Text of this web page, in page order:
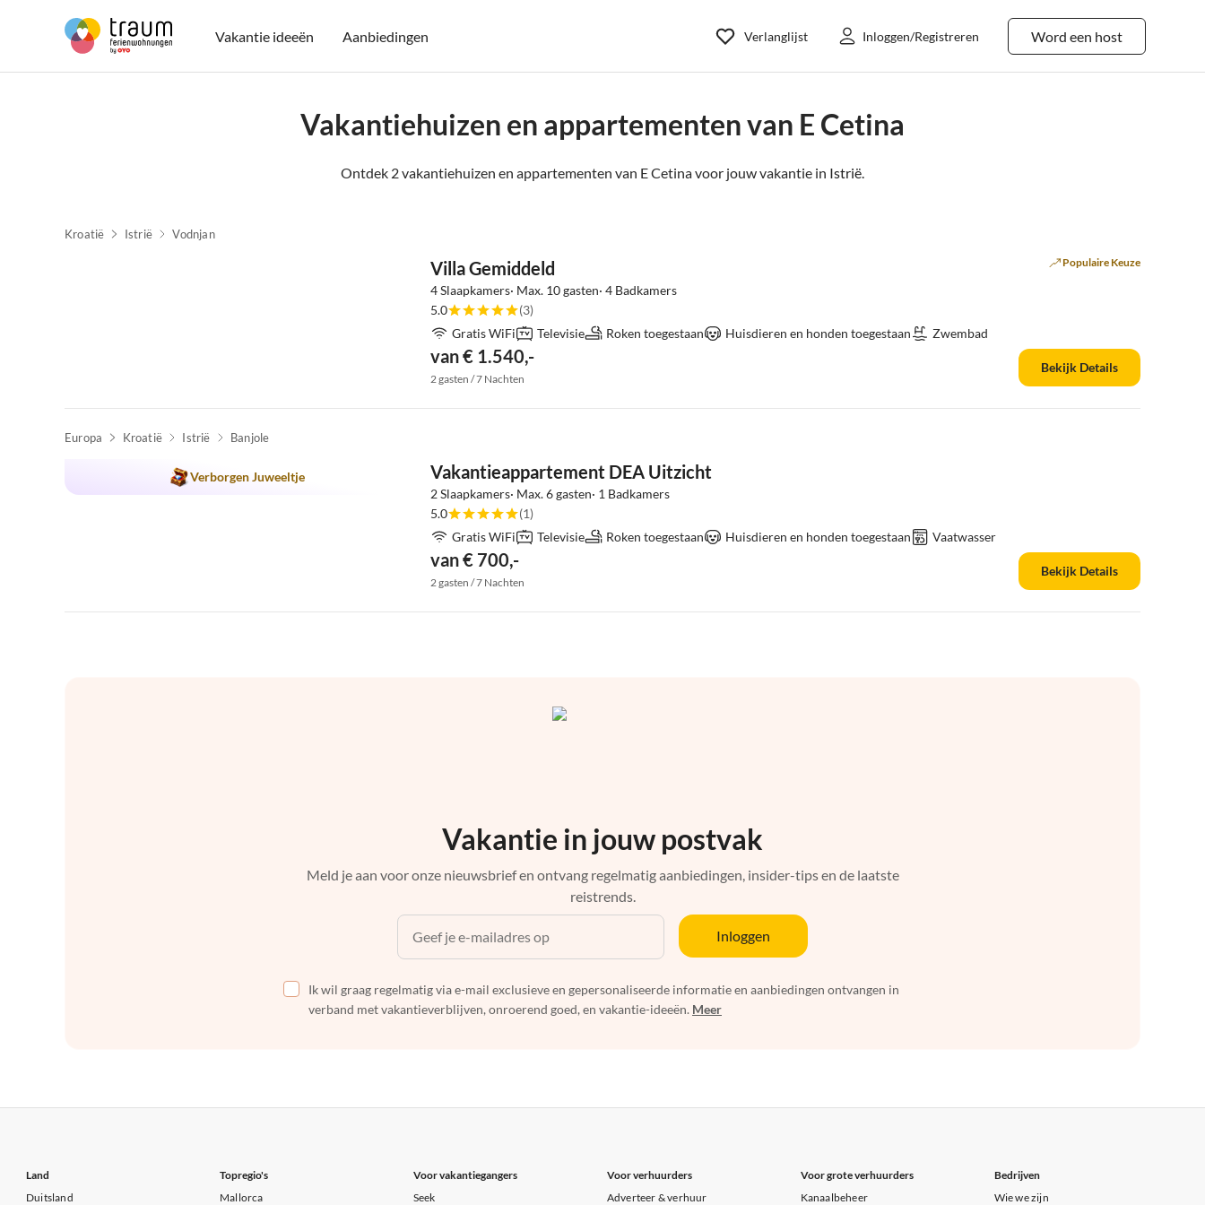
Vakantie ideeën Aanbiedingen Word een host
Verlanglijst Inloggen/Registreren
Vakantiehuizen en appartementen van E Cetina
Ontdek 2 vakantiehuizen en appartementen van E Cetina voor jouw vakantie in Istrië.
Kroatië Istrië Vodnjan
Villa Gemiddeld Populaire Keuze
4 Slaapkamers· Max. 10 gasten· 4 Badkamers
5.0
(3)
Gratis WiFi
Televisie Roken toegestaan Huisdieren en honden toegestaan Zwembad
van € 1.540,-
2 gasten / 7 Nachten
Bekijk Details
Europa Kroatië Istrië Banjole
Verborgen Juweeltje Vakantieappartement DEA Uitzicht
2 Slaapkamers· Max. 6 gasten· 1 Badkamers
5.0
(1)
Gratis WiFi
Televisie Roken toegestaan Huisdieren en honden toegestaan Vaatwasser
van € 700,-
2 gasten / 7 Nachten
Bekijk Details
Vakantie in jouw postvak
Meld je aan voor onze nieuwsbrief en ontvang regelmatig aanbiedingen, insider-tips en de laatste
reistrends.
Inloggen
Ik wil graag regelmatig via e-mail exclusieve en gepersonaliseerde informatie en aanbiedingen ontvangen in
verband met vakantieverblijven, onroerend goed, en vakantie-ideeën. Meer
Land
Duitsland
Topregio's
Mallorca
Voor vakantiegangers
Seek
Voor verhuurders
Adverteer & verhuur
Voor grote verhuurders
Kanaalbeheer
Bedrijven
Wie we zijn